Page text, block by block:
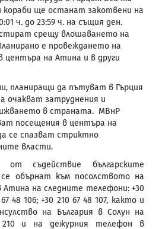
ще останат закотвени на
ч. до 23:59 ч. на същия ден.
срещу влошаването на
е провеждането на
на Атина и в други
планиращи да пътуват в Гърция
очакват затруднения и
в страната. МВнР
посещения в центъра на
се спазват стриктно
власти.
от съдействие българските
обърнат към посолството на
Атина на следните телефони: +30
48 106; +30 210 67 48 107, както и
на България в Солун на
210 и на дежурния телефон в